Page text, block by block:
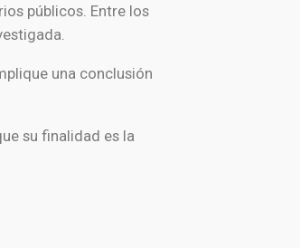
públicos. Entre los
una conclusión
su finalidad es la